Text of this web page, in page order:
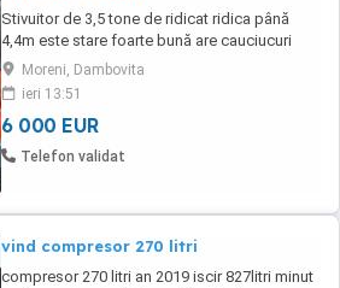
Stivuitor de 3,5 tone de ridicat ridica până
4,4m este stare foarte bună are cauciucuri
pline nu are curgere de ulei
Moreni, Dambovita
ieri 13:51
6 000 EUR
Telefon validat
vind compresor 270 litri
compresor 270 litri an 2019 iscir 827litri minut